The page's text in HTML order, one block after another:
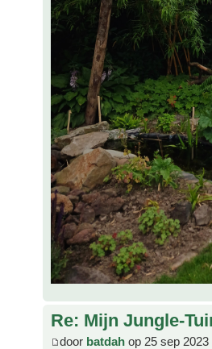
Re: Mijn Jungle-
door batdah op 25 sep 2023